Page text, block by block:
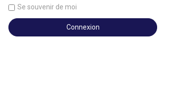
Se souvenir de moi